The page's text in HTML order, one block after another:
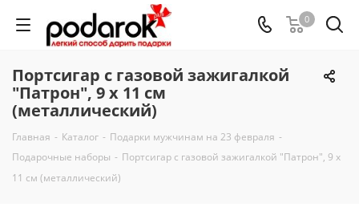
0
Портсигар с газовой зажигалкой
"Патрон", 9 х 11 см
(металлический)
Главная - Каталог - Подарки мужчинам на 23 февраля -
Подарочные наборы - Портсигар с газовой зажигалкой "Патрон", 9 х
11 см (металлический)